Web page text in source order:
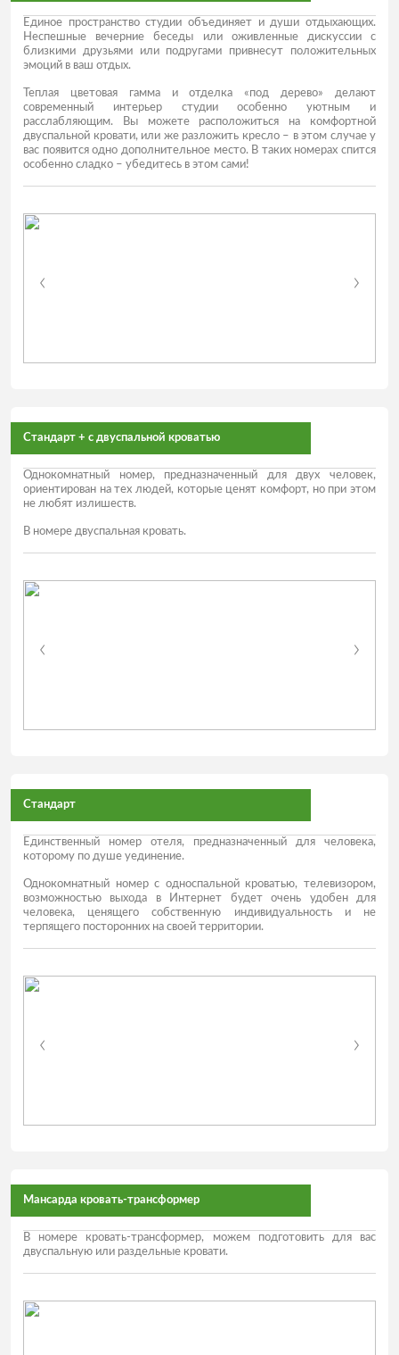
Единое пространство студии объединяет и души отдыхающих.
Неспешные вечерние беседы или оживленные дискуссии с
близкими друзьями или подругами привнесут положительных
эмоций в ваш отдых.
Теплая цветовая гамма и отделка «под дерево» делают
современный интерьер студии особенно уютным и
расслабляющим. Вы можете расположиться на комфортной
двуспальной кровати, или же разложить кресло – в этом случае у
вас появится одно дополнительное место. В таких номерах спится
особенно сладко – убедитесь в этом сами!
Стандарт + с двуспальной кроватью
Однокомнатный номер, предназначенный для двух человек,
ориентирован на тех людей, которые ценят комфорт, но при этом
не любят излишеств.
В номере двуспальная кровать.
Стандарт
Единственный номер отеля, предназначенный для человека,
которому по душе уединение.
Однокомнатный номер с односпальной кроватью, телевизором,
возможностью выхода в Интернет будет очень удобен для
человека, ценящего собственную индивидуальность и не
терпящего посторонних на своей территории.
Мансарда кровать-трансформер
В номере кровать-трансформер, можем подготовить для вас
двуспальную или раздельные кровати.